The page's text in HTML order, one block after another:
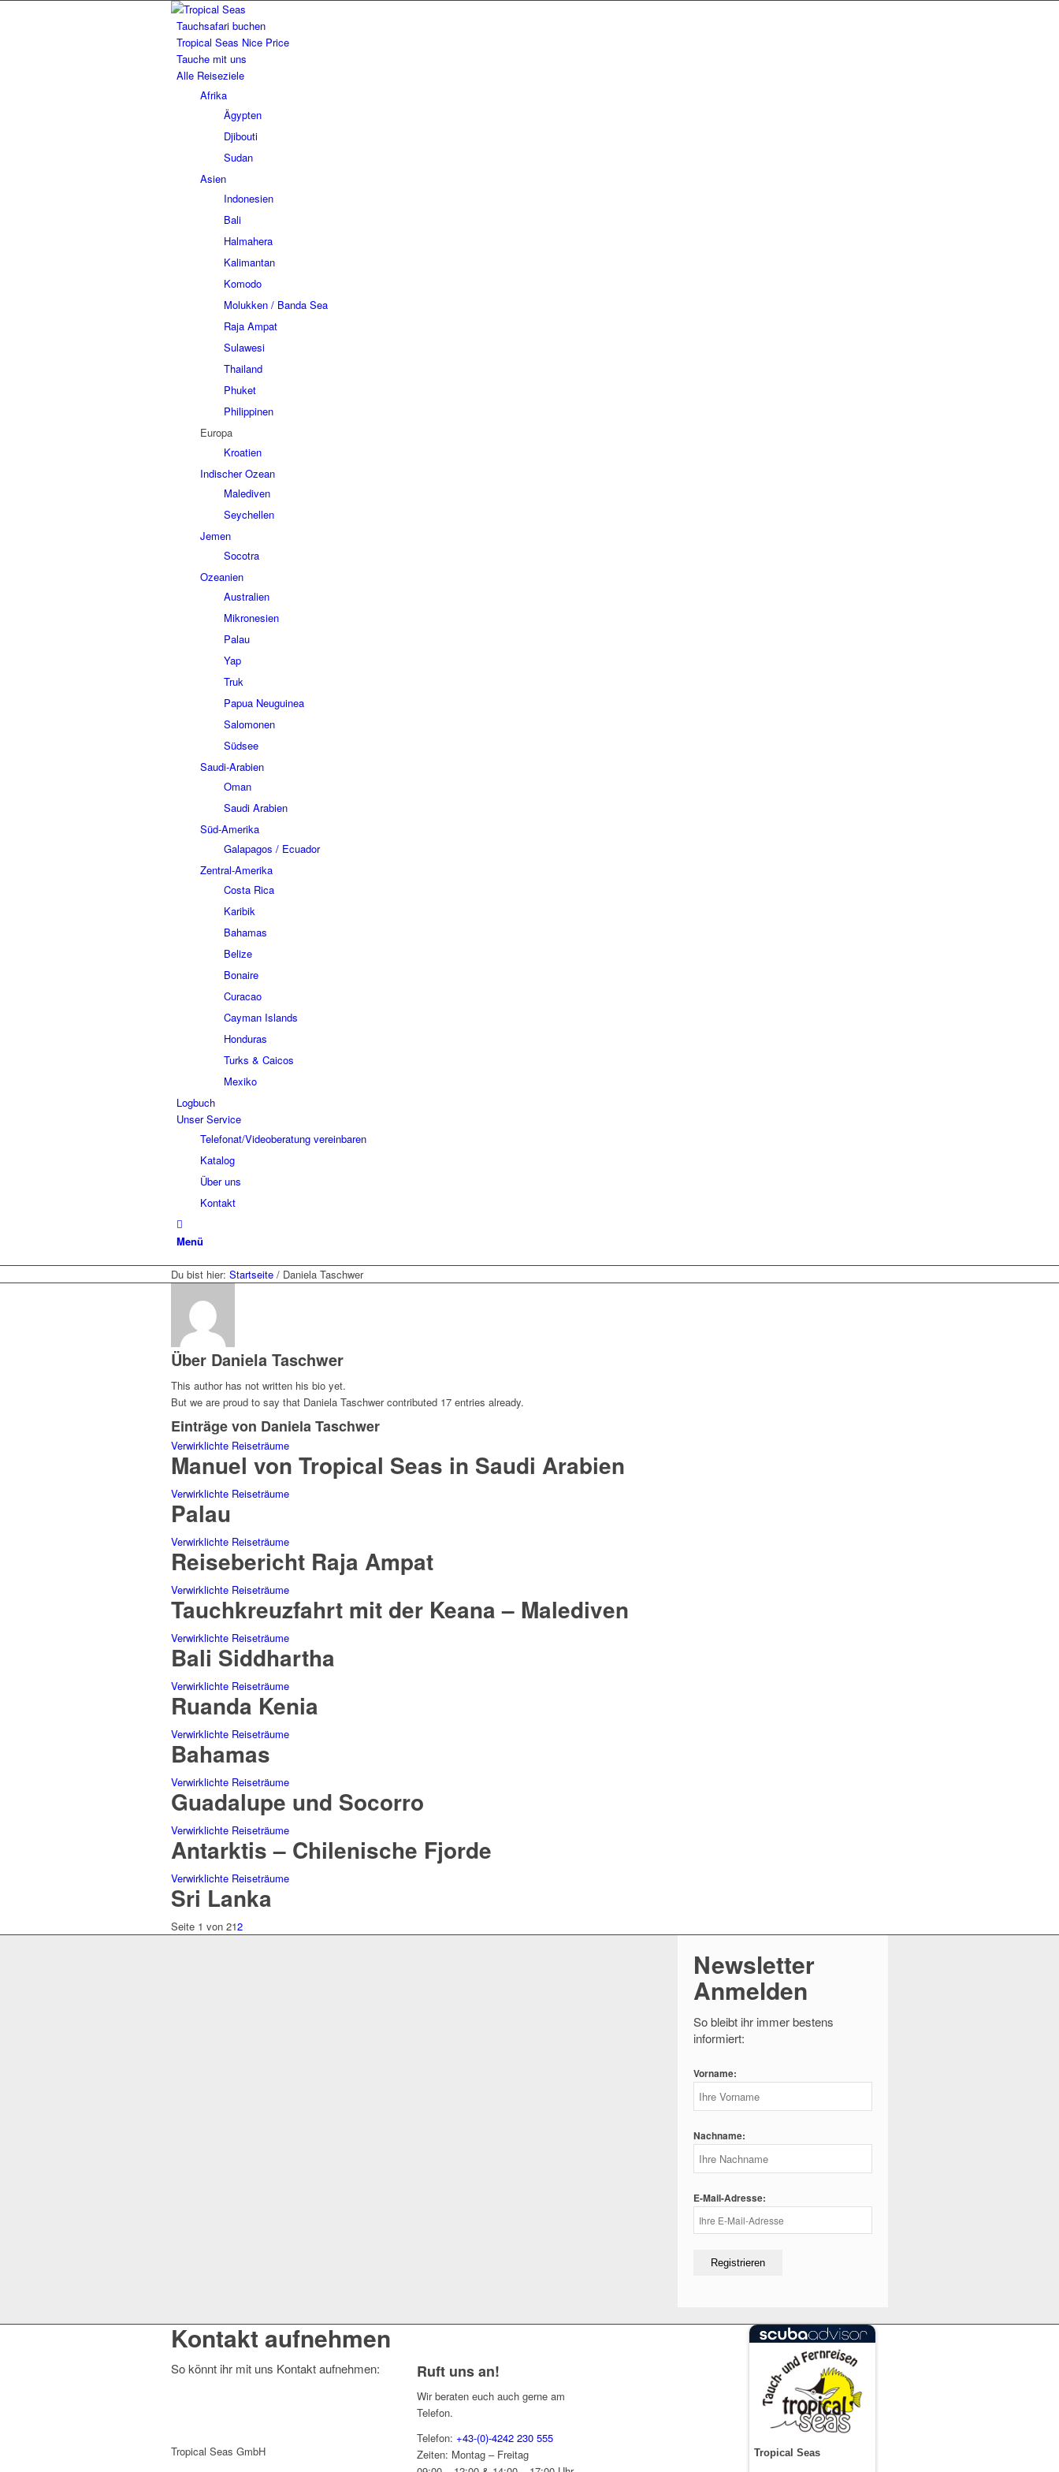
Tauchsafari buchen
Tropical Seas Nice Price
Tauche mit uns
Alle Reiseziele
Afrika
Ägypten
Djibouti
Sudan
Asien
Indonesien
Bali
Halmahera
Kalimantan
Komodo
Molukken / Banda Sea
Raja Ampat
Sulawesi
Thailand
Phuket
Philippinen
Europa
Kroatien
Indischer Ozean
Malediven
Seychellen
Jemen
Socotra
Ozeanien
Australien
Mikronesien
Palau
Yap
Truk
Papua Neuguinea
Salomonen
Südsee
Saudi-Arabien
Oman
Saudi Arabien
Süd-Amerika
Galapagos / Ecuador
Zentral-Amerika
Costa Rica
Karibik
Bahamas
Belize
Bonaire
Curacao
Cayman Islands
Honduras
Turks & Caicos
Mexiko
Logbuch
Unser Service
Telefonat/Videoberatung vereinbaren
Katalog
Über uns
Kontakt
Menü
Du bist hier: Startseite / Daniela Taschwer
Über Daniela Taschwer
This author has not written his bio yet.
But we are proud to say that Daniela Taschwercontributed 17 entries already.
Einträge von Daniela Taschwer
Verwirklichte Reiseträume
Manuel von Tropical Seas in Saudi Arabien
Verwirklichte Reiseträume
Palau
Verwirklichte Reiseträume
Reisebericht Raja Ampat
Verwirklichte Reiseträume
Tauchkreuzfahrt mit der Keana – Malediven
Verwirklichte Reiseträume
Bali Siddhartha
Verwirklichte Reiseträume
Ruanda Kenia
Verwirklichte Reiseträume
Bahamas
Verwirklichte Reiseträume
Guadalupe und Socorro
Verwirklichte Reiseträume
Antarktis – Chilenische Fjorde
Verwirklichte Reiseträume
Sri Lanka
Seite 1 von 212
Newsletter
Anmelden
So bleibt ihr immer bestens
informiert:
Vorname:
Nachname:
E-Mail-Adresse:
Kontakt aufnehmen
So könnt ihr mit uns Kontakt aufnehmen:
Tropical Seas GmbH
Ruft uns an!
Wir beraten euch auch gerne am
Telefon.
Telefon:+43-(0)-4242 230 555
Zeiten: Montag – Freitag
Tropical Seas